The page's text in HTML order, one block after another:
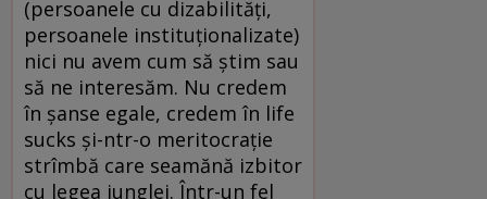
(persoanele cu dizabilități,
persoanele instituționalizate)
nici nu avem cum să știm sau
să ne interesăm. Nu credem
în șanse egale, credem în life
sucks și-ntr-o meritocrație
strîmbă care seamănă izbitor
cu legea junglei. Într-un fel